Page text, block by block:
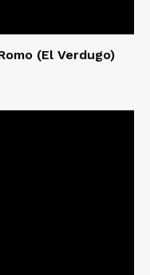
(El Verdugo)